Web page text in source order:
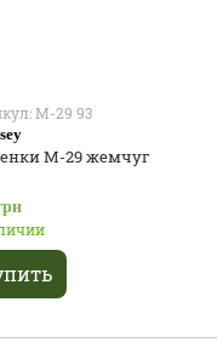
М-29 93
М-29 жемчуг